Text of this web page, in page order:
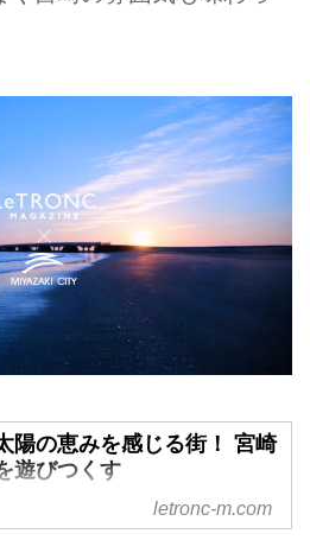
陽の恵みを感じる街！ 宮崎
遊びつくす
シーガイアや青島など、魅力的な
ポットが数多くある一大観光都
letronc-m.com